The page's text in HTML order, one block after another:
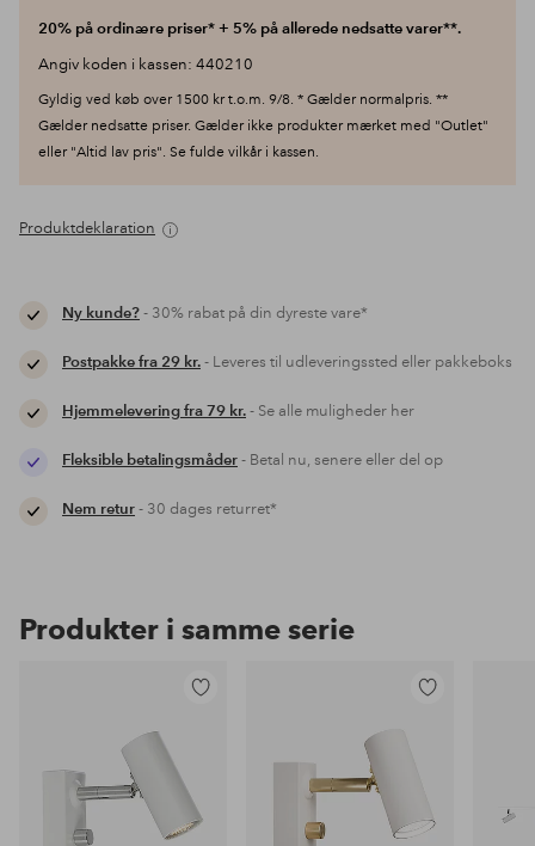
20% på ordinære priser* + 5% på allerede nedsatte varer**.
Angiv koden i kassen: 440210
Gyldig ved køb over 1500 kr t.o.m. 9/8. * Gælder normalpris. **
Gælder nedsatte priser. Gælder ikke produkter mærket med "Outlet"
eller "Altid lav pris". Se fulde vilkår i kassen.
Produktdeklaration
Ny kunde?- 30% rabat på din dyreste vare*
Postpakke fra 29 kr.- Leveres til udleveringssted eller pakkeboks
Hjemmelevering fra 79 kr.- Se alle muligheder her
Fleksible betalingsmåder- Betal nu, senere eller del op
Nem retur- 30 dages returret*
Produkter i samme serie